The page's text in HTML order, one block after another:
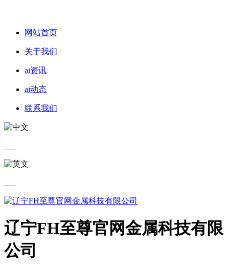
网站首页
关于我们
ai资讯
ai动态
联系我们
辽宁FH至尊官网金属科技有限
公司